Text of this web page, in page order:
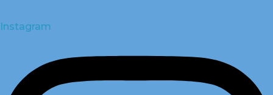
Instagram